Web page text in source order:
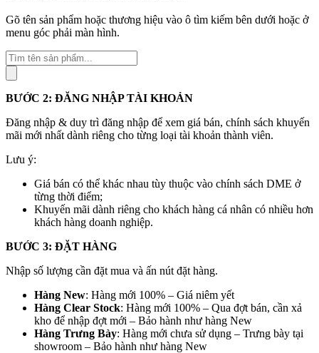
Gõ tên sản phẩm hoặc thương hiệu vào ô tìm kiếm bên dưới hoặc ở
menu góc phải màn hình.
Tìm
kiếm
sản
phẩm
BƯỚC 2: ĐĂNG NHẬP TÀI KHOẢN
Đăng nhập & duy trì đăng nhập để xem giá bán, chính sách khuyến
mãi mới nhất dành riêng cho từng loại tài khoản thành viên.
Lưu ý:
Giá bán có thể khác nhau tùy thuộc vào chính sách DME ở
từng thời điểm;
Khuyến mãi dành riêng cho khách hàng cá nhân có nhiều hơn
khách hàng doanh nghiệp.
BƯỚC 3: ĐẶT HÀNG
Nhập số lượng cần đặt mua và ấn nút đặt hàng.
Hàng New: Hàng mới 100% – Giá niêm yết
Hàng Clear Stock: Hàng mới 100% – Qua đợt bán, cần xả
kho để nhập đợt mới – Bảo hành như hàng New
Hàng Trưng Bày: Hàng mới chưa sử dụng – Trưng bày tại
showroom – Bảo hành như hàng New